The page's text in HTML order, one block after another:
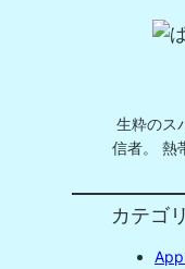
生粋のス
信者。 熱
カテゴ